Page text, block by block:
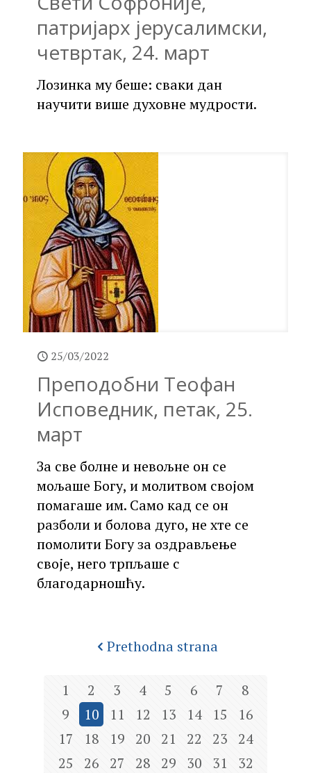
патријарх јерусалимски,
четвртак, 24. март
Лозинка му беше: сваки дан
научити више духовне мудрости.
25/03/2022
Преподобни Теофан
Исповедник, петак, 25.
март
За све болне и невољне он се
мољаше Богу, и молитвом својом
помагаше им. Само кад се он
разболи и болова дуго, не хте се
помолити Богу за оздрављење
своје, него трпљаше с
благодарношћу.
Prethodna strana
1 2 3 4 5 6 7
8
9
10 11 12 13 14 15
16
17
18 19 20 21 22 23
24
25
26 27 28 29 30 31
32